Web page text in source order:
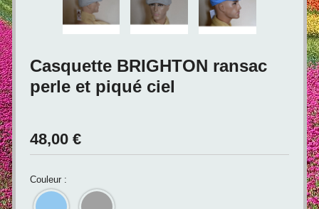
Casquette BRIGHTON ransac
perle et piqué ciel
48,00 €
Couleur :